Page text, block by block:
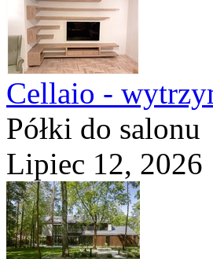
Cellaio -
Półki do salonu
Lipiec 12, 2026